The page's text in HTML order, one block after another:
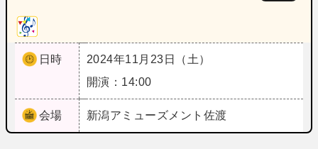
日時
2024年11月23日（土）
開演：14:00
会場 新潟アミューズメント佐渡